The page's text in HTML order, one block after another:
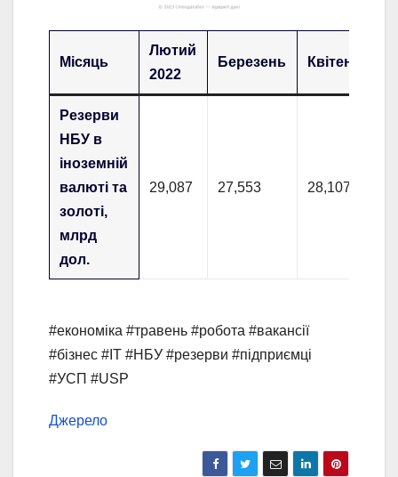
Місяць
Лютий
2022
Березень Квітень
Резерви
НБУ в
іноземній
валюті та
золоті,
млрд
дол.
29,087 27,553 28,107
#економіка #травень #робота #вакансії
#бізнес #IT #НБУ #резерви #підприємці
#УСП #USP
Джерело